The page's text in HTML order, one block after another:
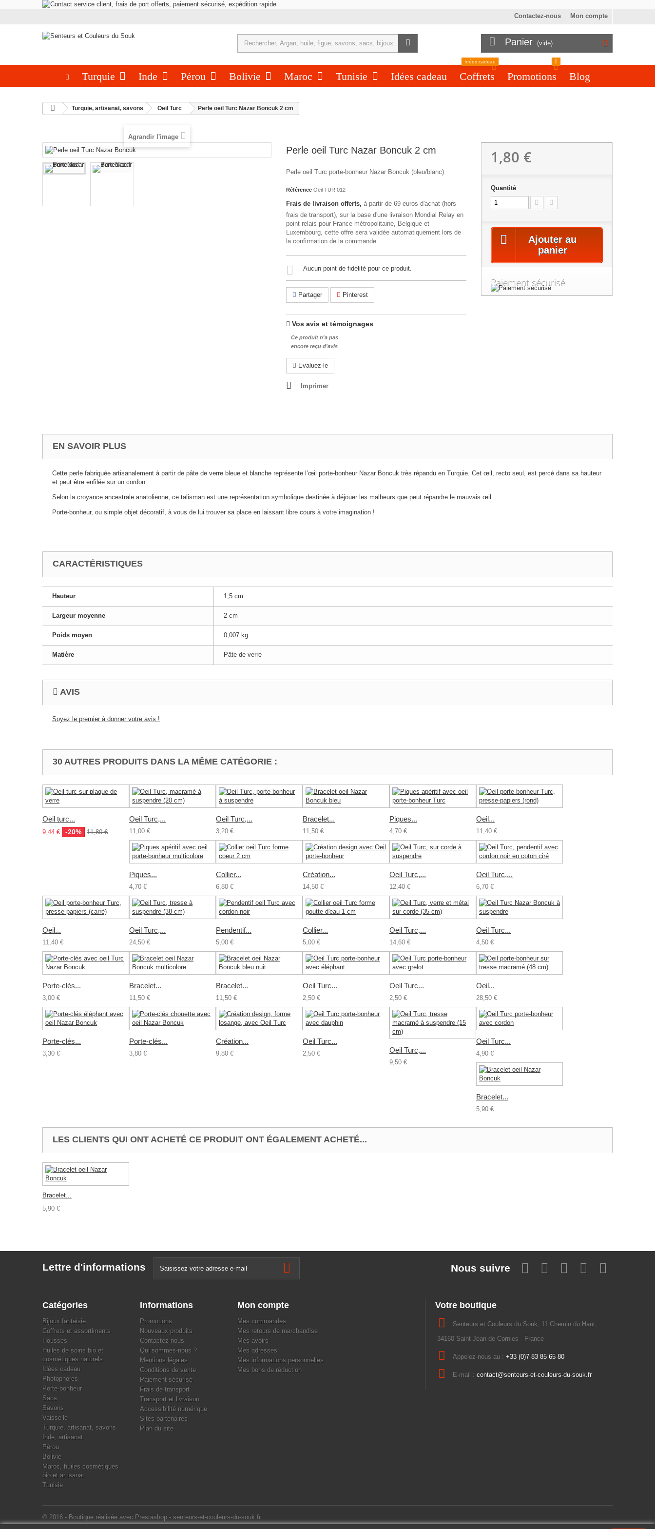
Mon compte
Contactez-nous
Panier (vide)
Turquie Inde Pérou Bolivie Maroc Tunisie Idées cadeau Coffrets
Idées cadeau
Promotions Blog
Turquie, artisanat, savons Oeil Turc Perle oeil Turc Nazar Boncuk 2 cm
Agrandir l'image
Perle oeil Turc Nazar Boncuk 2 cm
Perle oeil Turc porte-bonheur Nazar Boncuk (bleu/blanc)
Référence Oeil TUR 012
Frais de livraison offerts, à partir de 69 euros d'achat (hors
frais de transport), sur la base d'une livraison Mondial Relay en
point relais pour France métropolitaine, Belgique et
Luxembourg, cette offre sera validée automatiquement lors de
la confirmation de la commande.
Aucun point de fidélité pour ce produit.
Partager Pinterest
Vos avis et témoignages
Ce produit n'a pas
encore reçu d'avis
Evaluez-le
Imprimer
1,80 €
Quantité
Ajouter au
panier
Paiement sécurisé
EN SAVOIR PLUS
Cette perle fabriquée artisanalement à partir de pâte de verre bleue et blanche représente l’œil porte-bonheur Nazar Boncuk très répandu en Turquie. Cet œil, recto seul, est percé dans sa hauteur
et peut être enfilée sur un cordon.
Selon la croyance ancestrale anatolienne, ce talisman est une représentation symbolique destinée à déjouer les malheurs que peut répandre le mauvais œil.
Porte-bonheur, ou simple objet décoratif, à vous de lui trouver sa place en laissant libre cours à votre imagination !
CARACTÉRISTIQUES
Hauteur 1,5 cm
Largeur moyenne 2 cm
Poids moyen 0,007 kg
Matière Pâte de verre
AVIS
Soyez le premier à donner votre avis !
30 AUTRES PRODUITS DANS LA MÊME CATÉGORIE :
Oeil turc...
9,44 € -20% 11,80 €
Oeil Turc,...
11,00 €
Oeil Turc,...
3,20 €
Bracelet...
11,50 €
Piques...
4,70 €
Oeil...
11,40 €
Piques...
4,70 €
Collier...
6,80 €
Création...
14,50 €
Oeil Turc,...
12,40 €
Oeil Turc,...
6,70 €
Oeil...
11,40 €
Oeil Turc,...
24,50 €
Pendentif...
5,00 €
Collier...
5,00 €
Oeil Turc,...
14,60 €
Oeil Turc...
4,50 €
Porte-clés...
3,00 €
Bracelet...
11,50 €
Bracelet...
11,50 €
Oeil Turc...
2,50 €
Oeil Turc...
2,50 €
Oeil...
28,50 €
Porte-clés...
3,30 €
Porte-clés...
3,80 €
Création...
9,80 €
Oeil Turc...
2,50 € Oeil Turc,...
9,50 €
Oeil Turc...
4,90 €
Bracelet...
5,90 €
LES CLIENTS QUI ONT ACHETÉ CE PRODUIT ONT ÉGALEMENT ACHETÉ...
Bracelet...
5,90 €
Lettre d'informations Nous suivre
Catégories
Bijoux fantaisie
Coffrets et assortiments
Housses
Huiles de soins bio et
cosmétiques naturels
Idées cadeau
Photophores
Porte-bonheur
Sacs
Savons
Vaisselle
Turquie, artisanat, savons
Inde, artisanat
Pérou
Bolivie
Maroc, huiles cosmétiques
bio et artisanat
Tunisie
Informations
Promotions
Nouveaux produits
Contactez-nous
Qui sommes-nous ?
Mentions légales
Conditions de vente
Paiement sécurisé
Frais de transport
Transport et livraison
Accessibilité numérique
Sites partenaires
Plan du site
© 2016 - Boutique réalisée avec Prestashop - senteurs-et-couleurs-du-souk.fr
Mon compte
Mes commandes
Mes retours de marchandise
Mes avoirs
Mes adresses
Mes informations personnelles
Mes bons de réduction
Votre boutique
Senteurs et Couleurs du Souk, 11 Chemin du Haut,
34160 Saint-Jean de Cornies - France
Appelez-nous au : +33 (0)7 83 85 65 80
E-mail : contact@senteurs-et-couleurs-du-souk.fr